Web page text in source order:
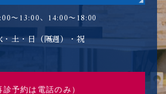
〜13:00、14:00〜18:00
・土・日（隔週）・祝
診予約は電話のみ）